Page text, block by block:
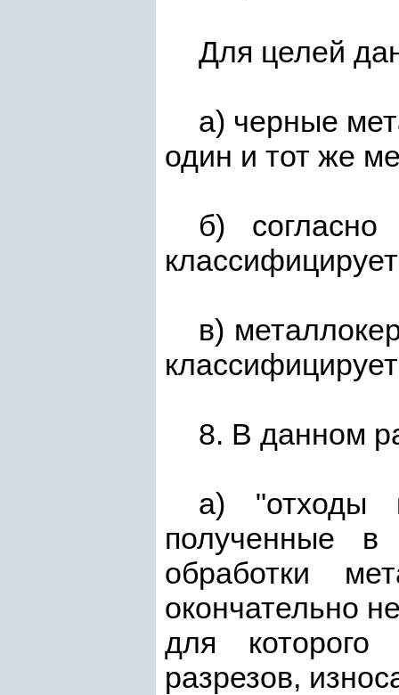
Для целей
а) черные
один и тот же
б)
в)
8. В данном
а) "отходы
полученные в
обработки
окончательно
для которого
разрезов,